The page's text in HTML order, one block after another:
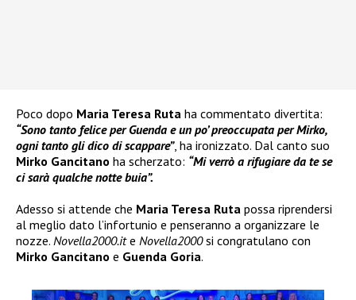
Poco dopo Maria Teresa Ruta ha commentato divertita:
“Sono tanto felice per Guenda e un po’ preoccupata per Mirko,
ogni tanto gli dico di scappare”, ha ironizzato. Dal canto suo
Mirko Gancitano ha scherzato: “Mi verrò a rifugiare da te se
ci sarà qualche notte buia”.
Adesso si attende che Maria Teresa Ruta possa riprendersi
al meglio dato l’infortunio e penseranno a organizzare le
nozze. Novella2000.ite Novella2000si congratulano con
Mirko Gancitano e Guenda Goria.